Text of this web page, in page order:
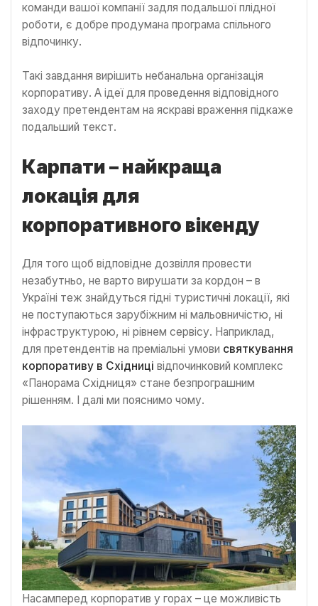
команди вашої компанії задля подальшої плідної
роботи, є добре продумана програма спільного
відпочинку.
Такі завдання вирішить небанальна організація
корпоративу. А ідеї для проведення відповідного
заходу претендентам на яскраві враження підкаже
подальший текст.
Карпати – найкраща
локація для
корпоративного вікенду
Для того щоб відповідне дозвілля провести
незабутньо, не варто вирушати за кордон – в
Україні теж знайдуться гідні туристичні локації, які
не поступаються зарубіжним ні мальовничістю, ні
інфраструктурою, ні рівнем сервісу. Наприклад,
для претендентів на преміальні умови святкування
корпоративу в Східниці відпочинковий комплекс
«Панорама Східниця» стане безпрограшним
рішенням. І далі ми пояснимо чому.
Насамперед корпоратив у горах – це можливість